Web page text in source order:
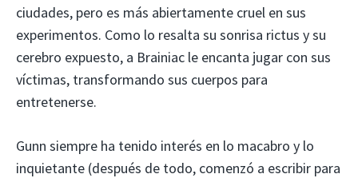
ciudades, pero es más abiertamente cruel en sus
experimentos. Como lo resalta su sonrisa rictus y su
cerebro expuesto, a Brainiac le encanta jugar con sus
víctimas, transformando sus cuerpos para
entretenerse.
Gunn siempre ha tenido interés en lo macabro y lo
inquietante (después de todo, comenzó a escribir para